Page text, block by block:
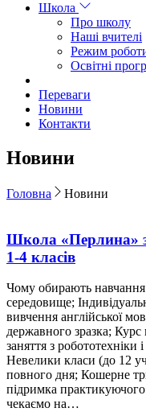
Школа
Про школу
Наші вчителі
Режим
Освітні
Переваги
Новини
Контакти
Новини
Головна Новини
Школа «Перлина»
1-4 класів
Чому обирають
середовище;
вивчення англійської
державного зразка;
заняття з робототехніки
Невелики класи (до 12
повного дня; Кошерне
підримка
чекаємо на…